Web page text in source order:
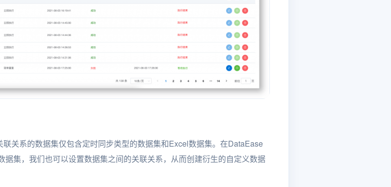
关系的数据集仅包含定时同步类型的数据集和Excel数据集。在DataEase
集，我们也可以设置数据集之间的关联关系，从而创建衍生的自定义数据